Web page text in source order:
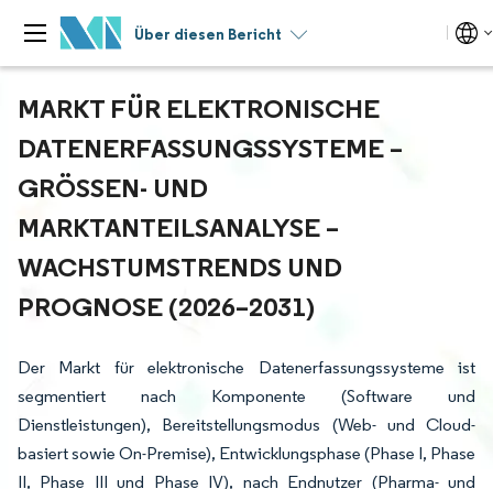
Über diesen Bericht
MARKT FÜR ELEKTRONISCHE
DATENERFASSUNGSSYSTEME –
GRÖSSEN- UND M
ARKTANTEILSANALYSE – W
ACHSTUMSTRENDS UND P
ROGNOSE (2026–2031)
Der Markt für elektronische Datenerfassungssysteme ist
segmentiert nach Komponente (Software und
Dienstleistungen), Bereitstellungsmodus (Web- und Cloud-
basiert sowie On-Premise), Entwicklungsphase (Phase I, Phase
II, Phase III und Phase IV), nach Endnutzer (Pharma- und